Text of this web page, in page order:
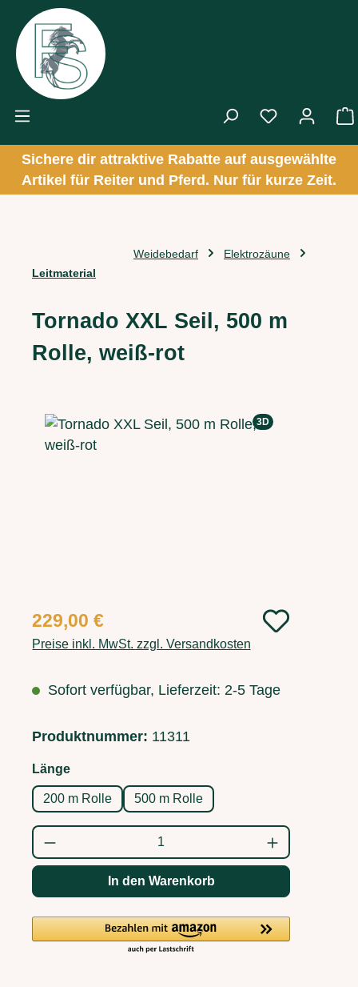
Zum Hauptinhalt springen
Sichere dir attraktive Rabatte auf ausgewählte
Artikel für Reiter und Pferd. Nur für kurze Zeit.
Weidebedarf
Elektrozäune
Leitmaterial
Tornado XXL Seil, 500 m
Rolle, weiß-rot
Bildergalerie überspringen 3D
Regulärer Preis:
229,00 €
Preise inkl. MwSt. zzgl. Versandkosten
Sofort verfügbar, Lieferzeit: 2-5 Tage
Produktnummer: 11311
Längeauswählen
200 m Rolle 500 m Rolle
Produkt Anzahl: Gib den gewünschten
In den Warenkorb